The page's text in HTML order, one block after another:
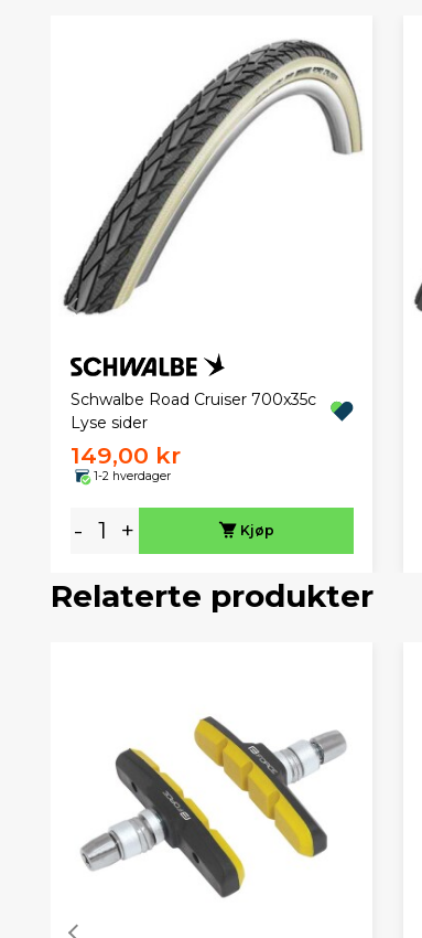
Schwalbe Road Cruiser 700x35c
Lyse sider
149,00 kr
1-2 hverdager
- + Kjøp
Relaterte produkter